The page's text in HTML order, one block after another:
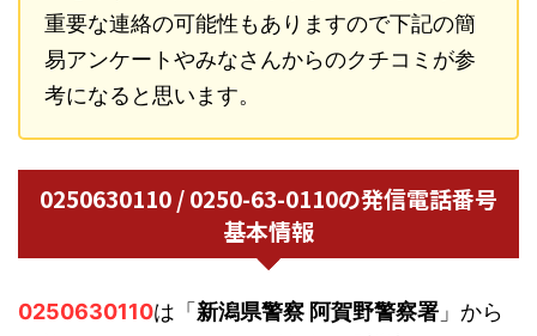
重要な連絡の可能性もありますので下記の簡
易アンケートやみなさんからのクチコミが参
考になると思います。
0250630110 / 0250-63-0110の発信電話番号
基本情報
0250630110は「新潟県警察 阿賀野警察署 」から